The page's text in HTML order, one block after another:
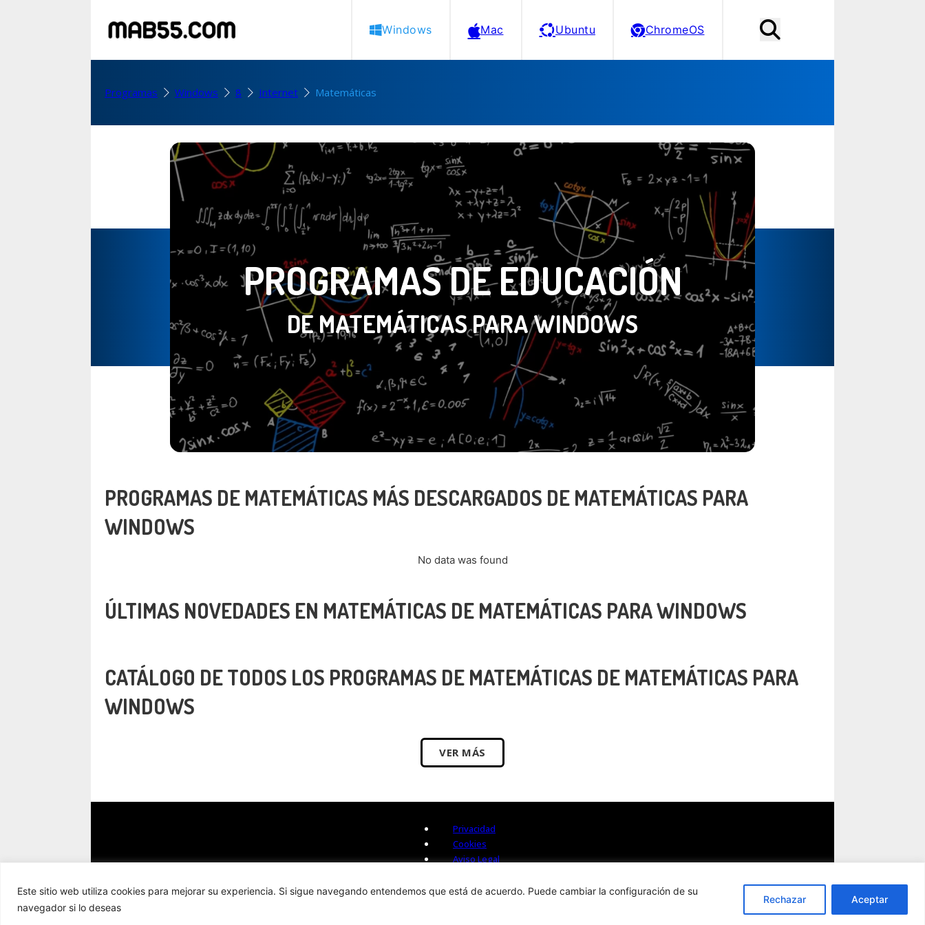
Este sitio web utiliza cookies para mejorar su experiencia. Si sigue navegando entendemos que está de acuerdo. Puede cambiar la configuración de su
navegador si lo deseas
Rechazar Aceptar
Windows Mac Ubuntu ChromeOS
Programas Windows 8 Internet Matemáticas
PROGRAMAS DE EDUCACIÓN
DE MATEMÁTICAS PARA WINDOWS
PROGRAMAS DE MATEMÁTICAS MÁS DESCARGADOS DE MATEMÁTICAS PARA
WINDOWS
No data was found
ÚLTIMAS NOVEDADES EN MATEMÁTICAS DE MATEMÁTICAS PARA WINDOWS
CATÁLOGO DE TODOS LOS PROGRAMAS DE MATEMÁTICAS DE MATEMÁTICAS PARA
WINDOWS
VER MÁS
Privacidad
Cookies
Aviso Legal